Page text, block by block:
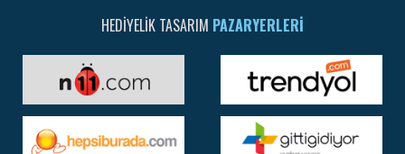
HEDIYELIK TASARIM PAZARYERLERI